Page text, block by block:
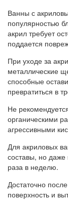
Ванны с
популярностью
акрил требует
поддается
При уходе за
металлические
способные
превратиться в
Не
органическими
агрессивными
Для акриловых
составы, но даже
раза в неделю.
Достаточно
поверхность и